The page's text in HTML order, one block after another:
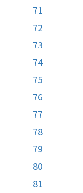
71
72
73
74
75
76
77
78
79
80
81